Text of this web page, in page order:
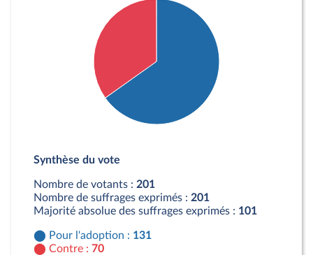
Contre : 70 députés
Synthèse du vote
Nombre de votants : 201
Nombre de suffrages exprimés : 201
Majorité absolue des suffrages exprimés : 101
Pour l'adoption : 131
Contre : 70